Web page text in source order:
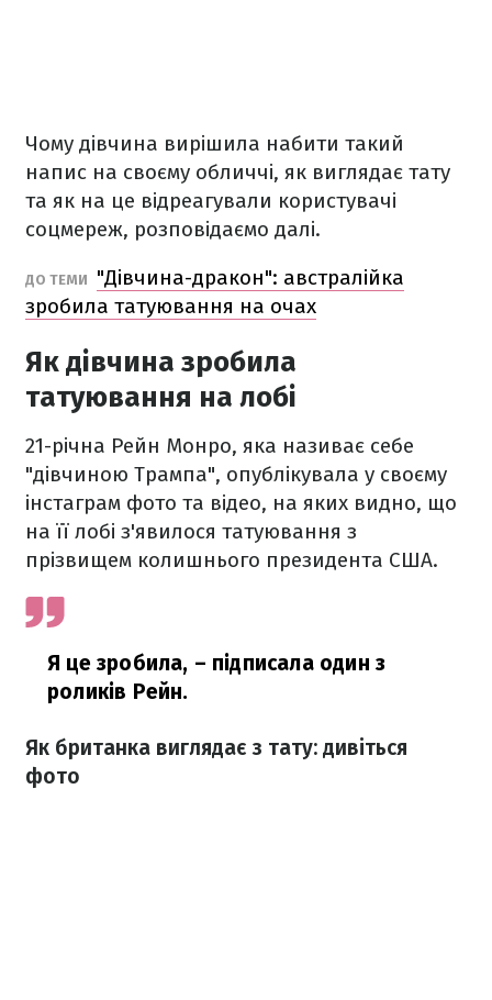
Чому дівчина вирішила набити такий
напис на своєму обличчі, як виглядає тату
та як на це відреагували користувачі
соцмереж, розповідаємо далі.
ДО ТЕМИ
"Дівчина-дракон": австралійка
зробила татуювання на очах
Як дівчина зробила
татуювання на лобі
21-річна Рейн Монро, яка називає себе
"дівчиною Трампа", опублікувала у своєму
інстаграм фото та відео, на яких видно, що
на її лобі з'явилося татуювання з
прізвищем колишнього президента США.
Я це зробила, – підписала один з
роликів Рейн.
Як британка виглядає з тату: дивіться
фото